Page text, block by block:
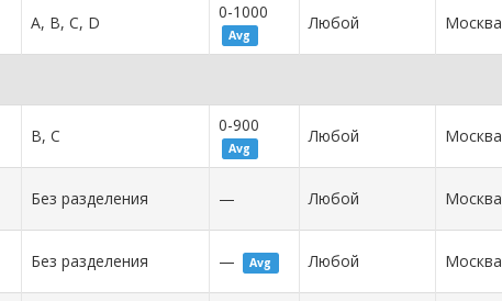
A, B, C, D
0-1000
Avg
Любой Москва
B, C
0-900
Avg
Любой Москва
Без разделения — Любой Москва
Без разделения — Avg Любой Москва